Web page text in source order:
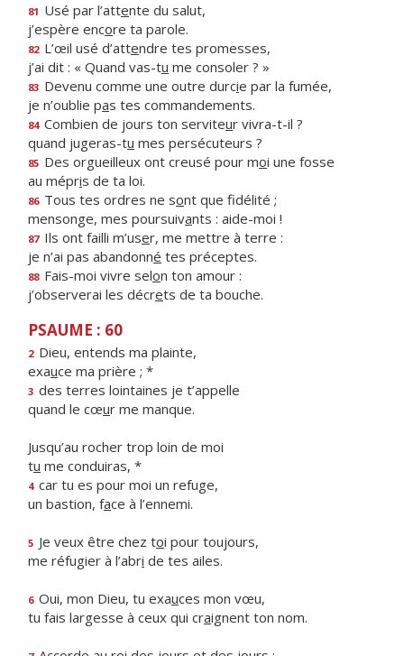
81 Usé par l’attente du salut,
j’espère encore ta parole.
82 L’œil usé d’attendre tes promesses,
j’ai dit : « Quand vas-tu me consoler ? »
83 Devenu comme une outre durcie par la fumée,
je n’oublie pas tes commandements.
84 Combien de jours ton serviteur vivra-t-il ?
quand jugeras-tu mes persécuteurs ?
85 Des orgueilleux ont creusé pour moi une fosse
au mépris de ta loi.
86 Tous tes ordres ne sont que fidélité ;
mensonge, mes poursuivants : aide-moi !
87 Ils ont failli m’user, me mettre à terre :
je n’ai pas abandonné tes préceptes.
88 Fais-moi vivre selon ton amour :
j’observerai les décrets de ta bouche.
PSAUME : 60
2 Dieu, entends ma plainte,
exauce ma prière ; *
3 des terres lointaines je t’appelle
quand le cœur me manque.
Jusqu’au rocher trop loin de moi
tu me conduiras, *
4 car tu es pour moi un refuge,
un bastion, face à l’ennemi.
5 Je veux être chez toi pour toujours,
me réfugier à l’abri de tes ailes.
6 Oui, mon Dieu, tu exauces mon vœu,
tu fais largesse à ceux qui craignent ton nom.